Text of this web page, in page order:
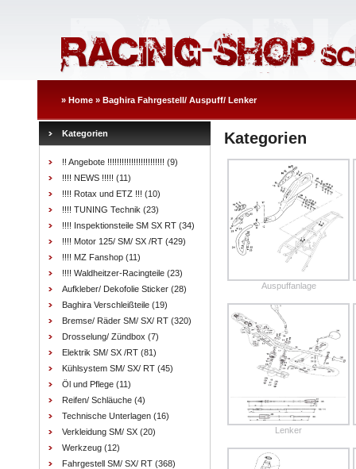
» Home » Baghira Fahrgestell/ Auspuff/ Lenker
Kategorien
!! Angebote !!!!!!!!!!!!!!!!!!!!!!!! (9)
!!!! NEWS !!!!! (11)
!!!! Rotax und ETZ !!! (10)
!!!! TUNING Technik (23)
!!!! Inspektionsteile SM SX RT (34)
!!!! Motor 125/ SM/ SX /RT (429)
!!!! MZ Fanshop (11)
!!!! Waldheitzer-Racingteile (23)
Aufkleber/ Dekofolie Sticker (28)
Baghira Verschleißteile (19)
Bremse/ Räder SM/ SX/ RT (320)
Drosselung/ Zündbox (7)
Elektrik SM/ SX /RT (81)
Kühlsystem SM/ SX/ RT (45)
Öl und Pflege (11)
Reifen/ Schläuche (4)
Technische Unterlagen (16)
Verkleidung SM/ SX (20)
Werkzeug (12)
Fahrgestell SM/ SX/ RT (368)
Kategorien
Auspuffanlage
Lenker